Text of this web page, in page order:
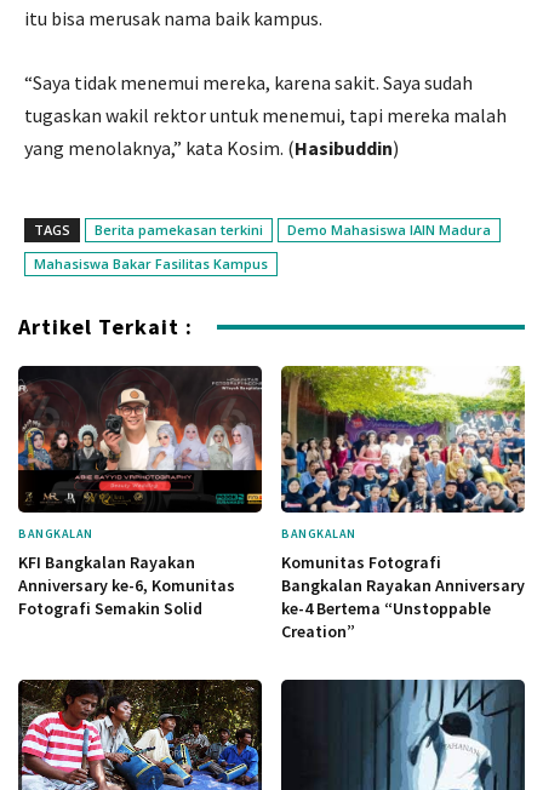
itu bisa merusak nama baik kampus.
“Saya tidak menemui mereka, karena sakit. Saya sudah
tugaskan wakil rektor untuk menemui, tapi mereka malah
yang menolaknya,” kata Kosim. (Hasibuddin)
TAGS Berita pamekasan terkini
Demo Mahasiswa IAIN Madura
Mahasiswa Bakar Fasilitas Kampus
Artikel Terkait :
BANGKALAN
KFI Bangkalan Rayakan
Anniversary ke-6, Komunitas
Fotografi Semakin Solid
BANGKALAN
Komunitas Fotografi
Bangkalan Rayakan Anniversary
ke-4 Bertema “Unstoppable
Creation”